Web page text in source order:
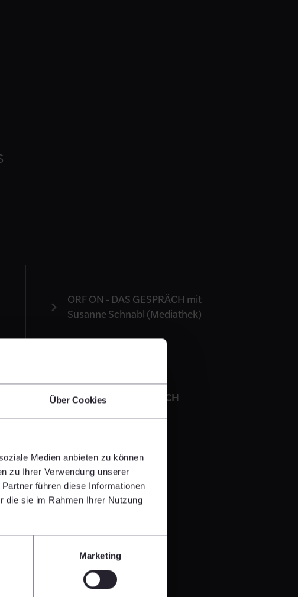
Über Cookies
Medien anbieten zu können
zu Ihrer Verwendung unserer
führen diese Informationen
die sie im Rahmen Ihrer Nutzung
Marketing
ORF ON - DAS GESPRÄCH mit
Susanne Schnabl (Mediathek)
Transkript - DAS GESPRÄCH